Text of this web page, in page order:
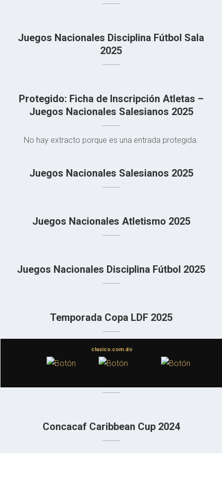
Juegos Nacionales Disciplina Fútbol Sala
2025
Protegido: Ficha de Inscripción Atletas –
Juegos Nacionales Salesianos 2025
No hay extracto porque es una entrada protegida.
Juegos Nacionales Salesianos 2025
Juegos Nacionales Atletismo 2025
Juegos Nacionales Disciplina Fútbol 2025
Temporada Copa LDF 2025
Temporada Liga Miguel María Castillo 2025
Concacaf Caribbean Cup 2024
clasico.com.do